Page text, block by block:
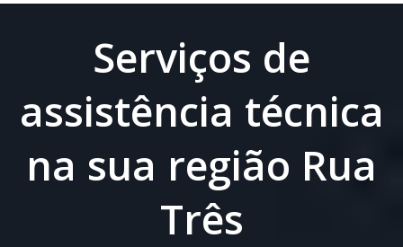
Serviços de
assistência técnica
na sua região Rua
Três